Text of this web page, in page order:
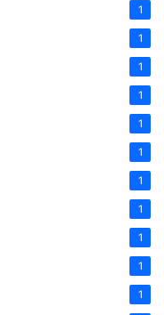
1
1
1
1
1
1
1
1
1
1
1